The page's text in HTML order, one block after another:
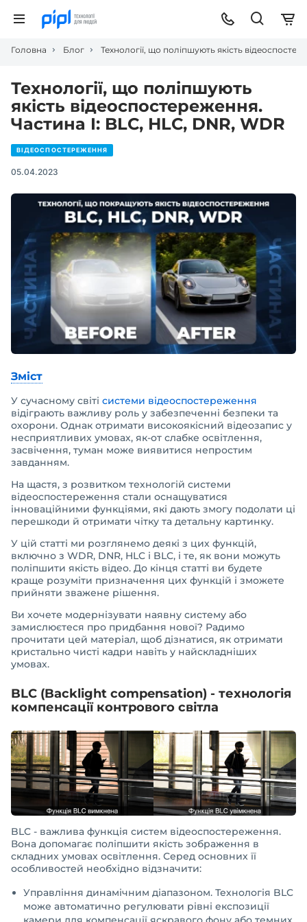
Головна Блог Технології, що поліпшують якість
Технології, що поліпшують
якість відеоспостереження.
Частина I: BLC, HLC, DNR, WDR
ВІДЕОСПОСТЕРЕЖЕННЯ
05.04.2023
Зміст
У сучасному світі системи відеоспостереження
відіграють важливу роль у забезпеченні безпеки та
охорони. Однак отримати високоякісний відеозапис у
несприятливих умовах, як-от слабке освітлення,
засвічення, туман може виявитися непростим
завданням.
На щастя, з розвитком технологій системи
відеоспостереження стали оснащуватися
інноваційними функціями, які дають змогу подолати ці
перешкоди й отримати чітку та детальну картинку.
У цій статті ми розглянемо деякі з цих функцій,
включно з WDR, DNR, HLC і BLC, і те, як вони можуть
поліпшити якість відео. До кінця статті ви будете
краще розуміти призначення цих функцій і зможете
прийняти зважене рішення.
Ви хочете модернізувати наявну систему або
замислюєтеся про придбання нової? Радимо
прочитати цей матеріал, щоб дізнатися, як отримати
кристально чисті кадри навіть у найскладніших
умовах.
BLC (Backlight compensation) - технологія
компенсації контрового світла
BLC - важлива функція систем відеоспостереження.
Вона допомагає поліпшити якість зображення в
складних умовах освітлення. Серед основних її
особливостей необхідно відзначити:
Управління динамічним діапазоном. Технологія BLC
може автоматично регулювати рівні експозиції